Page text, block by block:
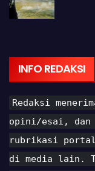
INFO REDAKSI
Redaksi
opini/esai, dan
rubrikasi portal
di media lain.